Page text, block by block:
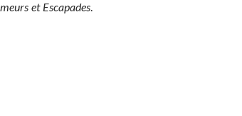
et Escapades